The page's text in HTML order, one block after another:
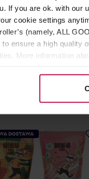
If you are ok. with our
cookie settings
(namely, ALL
ensure a high quality
More information
BELLS!11!!!
też dużo więcej!
DOSTAWA